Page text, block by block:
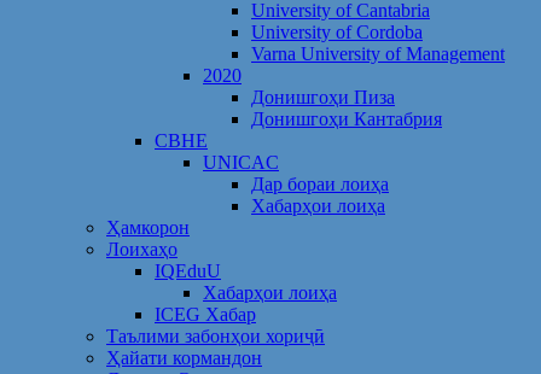
University of Cantabria
University of Cordoba
Varna University of Management
2020
Донишгоҳи Пиза
Донишгоҳи Кантабрия
CBHE
UNICAC
Дар бораи лоиҳа
Хабарҳои лоиҳа
Ҳамкорон
Лоихаҳо
IQEduU
Хабарҳои лоиҳа
ICEG Хабар
Таълими забонҳои хориҷӣ
Ҳайати кормандон